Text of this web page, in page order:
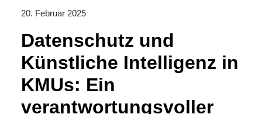
FAQ
20. Februar 2025
Datenschutz und
Künstliche Intelligenz in
KMUs: Ein
verantwortungsvoller